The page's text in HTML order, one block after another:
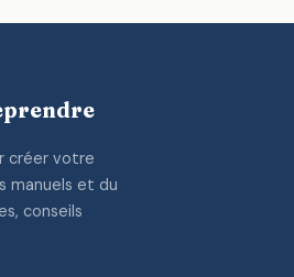
créer votre
manuels et du
conseils